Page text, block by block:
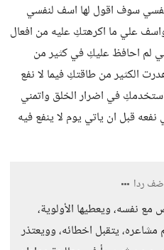
نفسي سوف اقول لها اسف لنفسي
علي ما اكرهتكِ عليه من افعال
لم احافظ عليكِ في كثير من
الكثير من طاقتكِ فيما لا نفع
في اضرار الخلق واتمني
قبل ان ياتي يوم لا ينفع فيه
ردا
نفسه، ويعطيها الأولوية،
مشاعره، يتقبل اخطائه، وويعتذر